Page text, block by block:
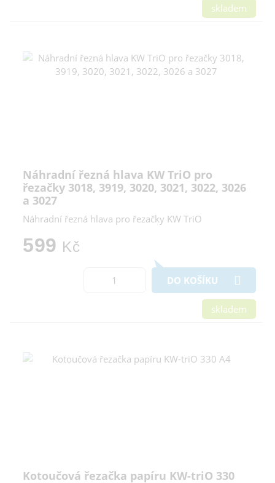
skladem
Náhradní řezná hlava KW TriO pro
řezačky 3018, 3919, 3020, 3021, 3022, 3026
a 3027
Náhradní řezná hlava pro řezačky KW TriO
599 Kč
DO KOŠÍKU
skladem
Kotoučová řezačka papíru KW-triO 330